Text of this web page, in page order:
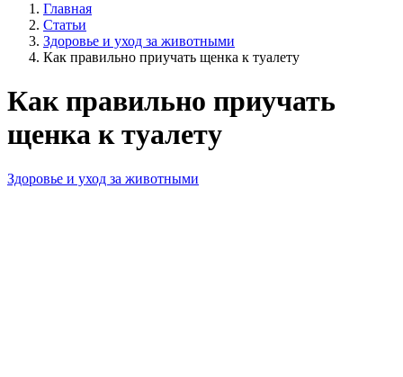
Главная
Статьи
Здоровье и уход за животными
Как правильно приучать щенка к туалету
Как правильно приучать
щенка к туалету
Здоровье и уход за животными